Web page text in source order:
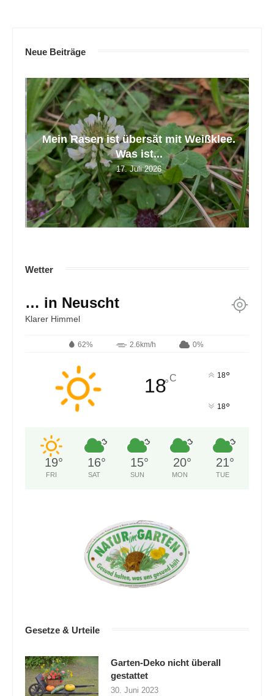
Neue Beiträge
Mein Rasen ist übersät mit Weißklee.
Was ist...
17. Juli 2026
Wetter
… in Neuscht
Klarer Himmel
62% 2.6km/h 0%
18°C 18°
18°
19°
FRI
16°
SAT
15°
SUN
20°
MON
21°
TUE
Gesetze & Urteile
Garten-Deko nicht überall
gestattet
30. Juni 2023